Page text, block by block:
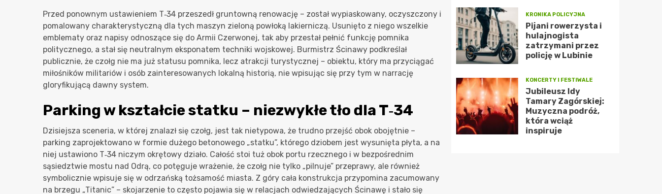
Przed ponownym ustawieniem T‑34 przeszedł gruntowną renowację – został wypiaskowany, oczyszczony i
pomalowany charakterystyczną dla tych maszyn zieloną powłoką lakierniczą. Usunięto z niego wszelkie
emblematy oraz napisy odnoszące się do Armii Czerwonej, tak aby przestał pełnić funkcję pomnika
politycznego, a stał się neutralnym eksponatem techniki wojskowej. Burmistrz Ścinawy podkreślał
publicznie, że czołg nie ma już statusu pomnika, lecz atrakcji turystycznej – obiektu, który ma przyciągać
miłośników militariów i osób zainteresowanych lokalną historią, nie wpisując się przy tym w narrację
gloryfikującą dawny system.
Parking w kształcie statku – niezwykłe tło dla T‑34
Dzisiejsza sceneria, w której znalazł się czołg, jest tak nietypowa, że trudno przejść obok obojętnie –
parking zaprojektowano w formie dużego betonowego „statku”, którego dziobem jest wysunięta płyta, a na
niej ustawiono T‑34 niczym okrętowy działo. Całość stoi tuż obok portu rzecznego i w bezpośrednim
sąsiedztwie mostu nad Odrą, co potęguje wrażenie, że czołg nie tylko „pilnuje” przeprawy, ale również
symbolicznie wpisuje się w odrzańską tożsamość miasta. Z góry cała konstrukcja przypomina zacumowany
na brzegu „Titanic” – skojarzenie to często pojawia się w relacjach odwiedzających Ścinawę i stało się
KRONIKA POLICYJNA
Pijani rowerzysta i
hulajnogista
zatrzymani przez
policję w Lubinie
KONCERTY I FESTIWALE
Jubileusz Idy
Tamary Zagórskiej:
Muzyczna podróż,
która wciąż
inspiruje